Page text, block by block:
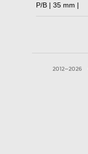
P/B | 35 mm |
2012—2026